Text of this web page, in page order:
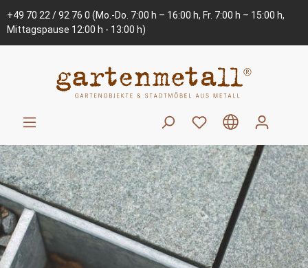
+49 70 22 / 92 76 0 (Mo.-Do. 7:00 h – 16:00 h, Fr. 7:00 h – 15:00 h,
Mittagspause 12:00 h - 13:00 h)